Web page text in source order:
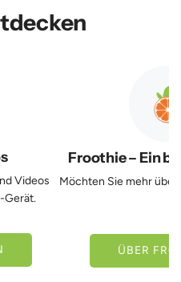
Videos
Gerät.
–
Froothie – Ein
Möchten Sie mehr
ÜBER